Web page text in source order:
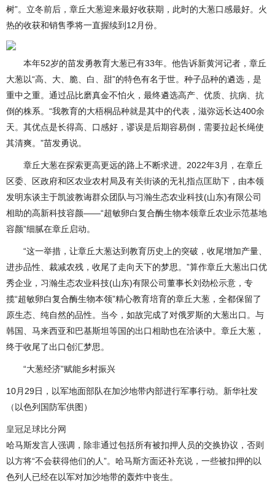
树”。立冬前后，章丘大葱迎来最好收获期，此时的大葱口感最好。火
热的收获和销售季将一直握续到12月份。
本年52岁的苗发勇教育大葱已有33年。他告诉新黄河记者，章丘
大葱以“高、大、脆、白、甜”的特色有名于世。种子品种的遴选，是
重中之重。通过品比磨真金不怕火，最终遴选高产、优质、抗病、抗
倒的株系。“我教育的大梧桐品种就是其中的代表，滋弥远长达400余
天。其优点是长得高、口感好，谬误是后期容易倒，需要拉起长绳使
其清爽。”苗发勇说。
章丘大葱在探索更高更远的路上不断求进。2022年3月，在章丘
区委、区政府和区农业农村局及有关街谈的无礼指点匡助下，由本领
发明东谈主于凯波教诲群众团队与习瀚生态农业科技(山东)有限公司
相助的高新科技容颜——“超敏卵白复合酶生物本领章丘农业示范基地
容颜”细腻在章丘启动。
“这一举措，让章丘大葱达到教育历史上的突破，收尾增加产量、
进步品性、裁减农残，收尾了走向天下的梦思。”算作章丘大葱出口优
秀企业，习瀚生态农业科技(山东)有限公司董事长刘劲松示意，专
揽“超敏卵白复合酶生物本领”精心教育培育的章丘大葱，全都保留了
原生态、纯自然的品性。当今，如故完成了对俄罗斯的大葱出口。与
韩国、马来西亚和巴基斯坦等国的出口相助也在洽谈中。章丘大葱，
终于收尾了出口创汇梦思。
“大葱经济”赋能乡村振兴
10月29日，以军地面部队在加沙地带内部进行军事行动。新华社发
（以色列国防军供图）
皇冠足球比分网
哈马斯发言人强调，除非通过包括所有被扣押人员的交换协议，否则
以方将“不会获得他们的人”。哈马斯方面还补充说，一些被扣押的以
色列人已经在以军对加沙地带的轰炸中丧生。